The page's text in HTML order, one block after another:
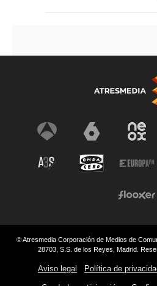
© Atresmedia Corporación de Medios de
28703, S.S. de los Reyes, Madrid.
Aviso legal Política de